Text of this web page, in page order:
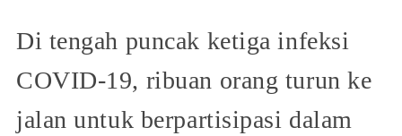
Di tengah puncak ketiga infeksi
COVID-19, ribuan orang turun ke
jalan untuk berpartisipasi dalam